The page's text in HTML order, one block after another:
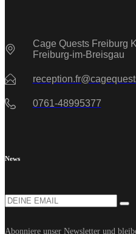
Cage Quests Freiburg
Freiburg-im-Breisgau
0761-48995377
News
Abonniere unser Newsletter und